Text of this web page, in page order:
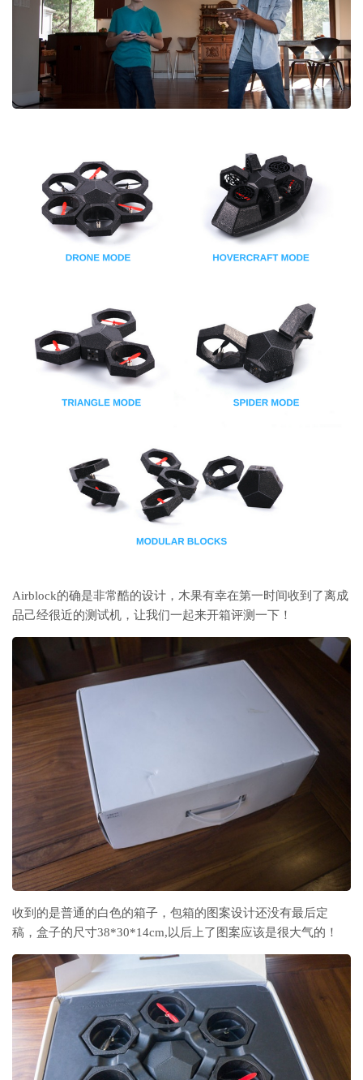
Airblock的确是非常酷的设计，木果有幸在第一时间收到了离成
品己经很近的测试机，让我们一起来开箱评测一下！
收到的是普通的白色的箱子，包箱的图案设计还没有最后定
稿，盒子的尺寸38*30*14cm,以后上了图案应该是很大气的！